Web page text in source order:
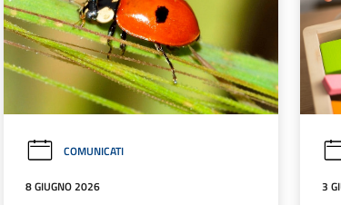
COMUNICATI
8 GIUGNO 2026 3